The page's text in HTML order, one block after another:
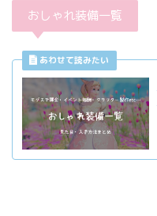
おしゃれ装備一覧